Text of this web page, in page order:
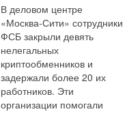
В деловом центре
«Москва-Сити» сотрудники
ФСБ закрыли девять
нелегальных
криптообменников и
задержали более 20 их
работников. Эти
организации помогали